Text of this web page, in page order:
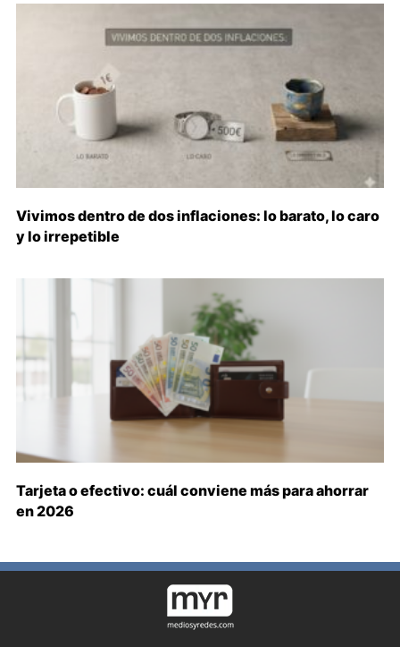
Vivimos dentro de dos inflaciones: lo barato, lo caro
y lo irrepetible
Tarjeta o efectivo: cuál conviene más para ahorrar
en 2026